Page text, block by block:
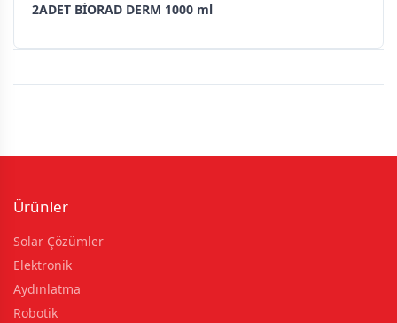
2ADET BİORAD DERM 1000 ml
Ürünler
Solar Çözümler
Elektronik
Aydınlatma
Robotik